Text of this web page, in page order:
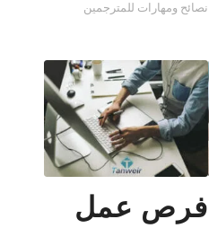
نصائح ومهارات للمترجمين
فرص عمل